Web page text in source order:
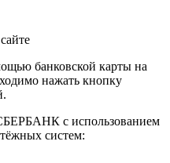
банковской карты на
нажать кнопку
с использованием
систем: